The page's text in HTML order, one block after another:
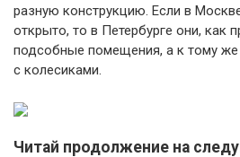
разную конструкцию. Если в
открыто, то в Петербурге они, как
подсобные помещения, а к тому
с колесиками.
Читай продолжение на